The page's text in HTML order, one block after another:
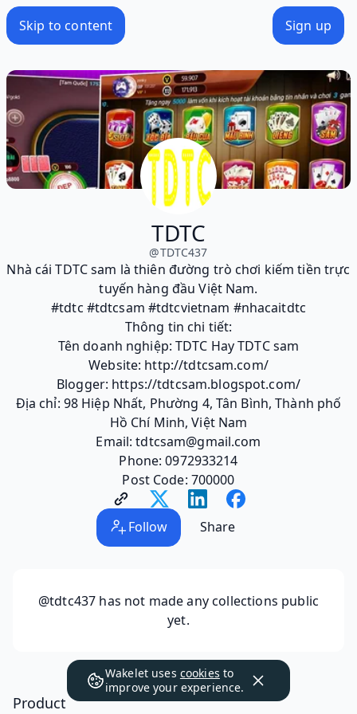
Skip to content Sign up
TDTC
@TDTC437
Nhà cái TDTC sam là thiên đường trò chơi kiếm tiền trực
tuyến hàng đầu Việt Nam.
#tdtc #tdtcsam #tdtcvietnam #nhacaitdtc
Thông tin chi tiết:
Tên doanh nghiệp: TDTC Hay TDTC sam
Website: http://tdtcsam.com/
Blogger: https://tdtcsam.blogspot.com/
Địa chỉ: 98 Hiệp Nhất, Phường 4, Tân Bình, Thành phố
Hồ Chí Minh, Việt Nam
Email: tdtcsam@gmail.com
Phone: 0972933214
Post Code: 700000
Follow Share
@tdtc437 has not made any collections public
yet.
Wakelet uses cookies to
improve your experience.
Product